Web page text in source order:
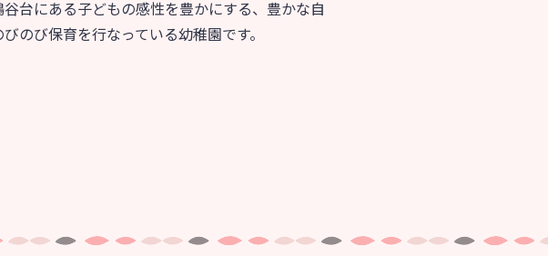
台にある子どもの感性を豊かにする、豊かな自
のび保育を行なっている幼稚園です。